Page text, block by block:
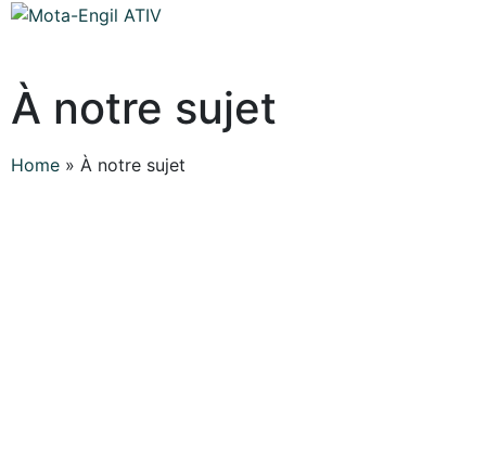
À notre sujet
Home » À notre sujet